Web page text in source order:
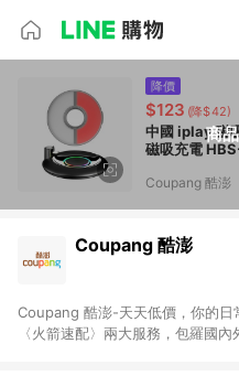
商
降價
$123 (降$42)
中國 iplay 磁
Coupang 酷澎
Coupang 酷澎
Coupang 酷澎-天天低價，你的日
〈火箭速配〉兩大服務，包羅國